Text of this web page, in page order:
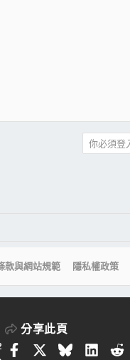
你必須登
款與網站規範 隱私權政策
分享此頁
FacebookBluesky